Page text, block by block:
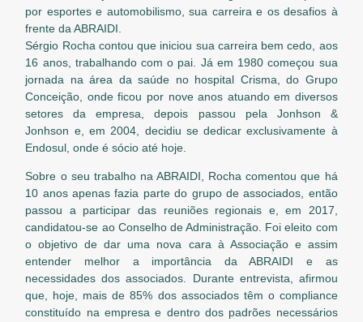
por esportes e automobilismo, sua carreira e os desafios à
frente da ABRAIDI.
Sérgio Rocha contou que iniciou sua carreira bem cedo, aos
16 anos, trabalhando com o pai. Já em 1980 começou sua
jornada na área da saúde no hospital Crisma, do Grupo
Conceição, onde ficou por nove anos atuando em diversos
setores da empresa, depois passou pela Jonhson &
Jonhson e, em 2004, decidiu se dedicar exclusivamente à
Endosul, onde é sócio até hoje.
Sobre o seu trabalho na ABRAIDI, Rocha comentou que há
10 anos apenas fazia parte do grupo de associados, então
passou a participar das reuniões regionais e, em 2017,
candidatou-se ao Conselho de Administração. Foi eleito com
o objetivo de dar uma nova cara à Associação e assim
entender melhor a importância da ABRAIDI e as
necessidades dos associados. Durante entrevista, afirmou
que, hoje, mais de 85% dos associados têm o compliance
constituído na empresa e dentro dos padrões necessários